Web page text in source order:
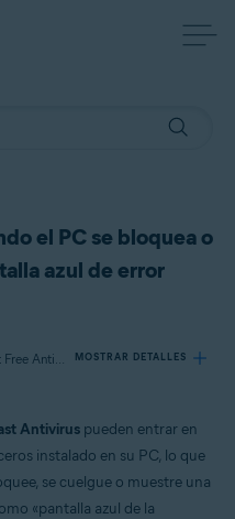
el PC se bloquea o
azul de error
Se aplica a Avast Premium Security, Avast Free Antivirus MOSTRAR DETALLES
Antivirus pueden entrar en
instalado en su PC, lo que
se cuelgue o muestre una
«pantalla azul de la